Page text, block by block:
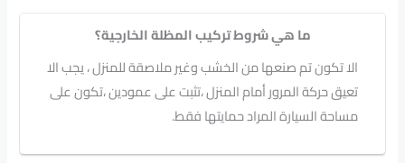
ما هي شروط تركيب المظلة الخارجية؟
الا تكون تم صنعها من الخشب وغير ملاصقة للمنزل ، يجب الا
تعيق حركة المرور أمام المنزل ،تثبت على عمودين ،تكون على
مساحة السيارة المراد حمايتها فقط.